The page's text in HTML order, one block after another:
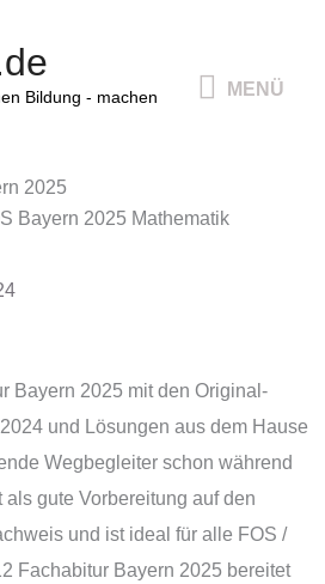
Bildung - machen
MENÜ
2025
Bayern 2025 mit den Original-
und Lösungen aus dem Hause
Wegbegleiter schon während
gute Vorbereitung auf den
und ist ideal für alle FOS /
Fachabitur Bayern 2025 bereitet